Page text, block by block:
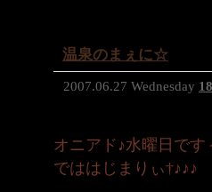
温泉のまぇに☆
2007.06.27 Wednesday
オニアド♪水曜日です
でははじまりぃ†♪♪♪